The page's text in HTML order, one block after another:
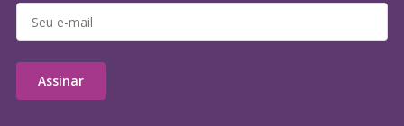
Assinar